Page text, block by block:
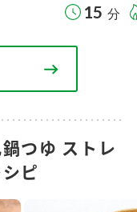
15 分
つゆ ストレ
ピ